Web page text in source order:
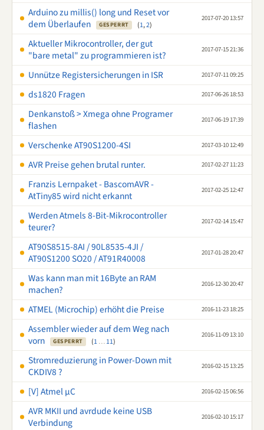
Arduino zu millis() long und Reset vor
dem Überlaufen
GESPERRT (1,2)
2017-07-20 13:57
Aktueller Mikrocontroller, der gut
"bare metal" zu programmieren ist?
2017-07-15 21:36
Unnütze Registersicherungen in ISR 2017-07-11 09:25
ds1820 Fragen 2017-06-26 18:53
Denkanstoß > Xmega ohne Programer
flashen
2017-06-19 17:39
Verschenke AT90S1200-4SI 2017-03-10 12:49
AVR Preise gehen brutal runter. 2017-02-27 11:23
Franzis Lernpaket - BascomAVR -
AtTiny85 wird nicht erkannt
2017-02-25 12:47
Werden Atmels 8-Bit-Mikrocontroller
teurer?
2017-02-14 15:47
AT90S8515-8AI / 90L8535-4JI /
AT90S1200 SO20 / AT91R40008
2017-01-28 20:47
Was kann man mit 16Byte an RAM
machen?
2016-12-30 20:47
ATMEL (Microchip) erhöht die Preise 2016-11-23 18:25
Assembler wieder auf dem Weg nach
vorn
GESPERRT (1…11)
2016-11-09 13:10
Stromreduzierung in Power-Down mit
CKDIV8 ?
2016-02-15 13:25
[V] Atmel µC 2016-02-15 06:56
AVR MKII und avrdude keine USB
Verbindung
2016-02-10 15:17